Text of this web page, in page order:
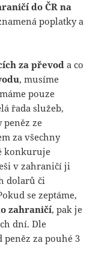
do ČR na
poplatky a
za převoda co
, musíme
pouze
řada služeb,
ze
za všechny
konkuruje
v zahraničí ji
dolarů či
se zeptáme,
zahraničí, pak je
dní. Dle
za pouhé 3